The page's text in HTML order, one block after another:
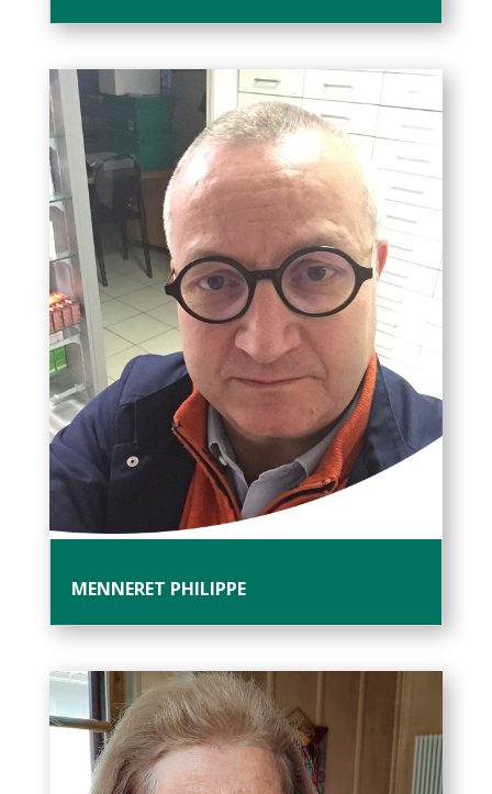
MENNERET PHILIPPE